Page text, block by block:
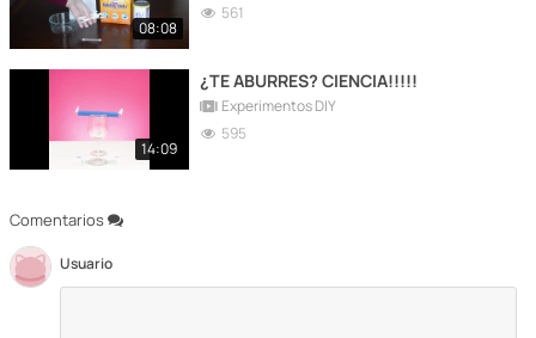
Comentarios
Usuario
08:08
561
14:09
¿TE ABURRES? CIENCIA!!!!!
Experimentos DIY
595